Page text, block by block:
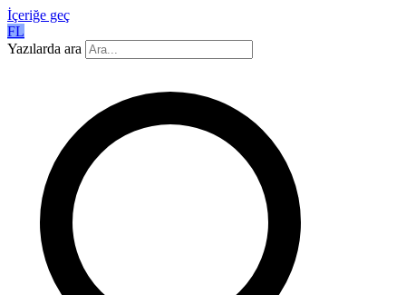
İçeriğe geç
FL
Yazılarda ara